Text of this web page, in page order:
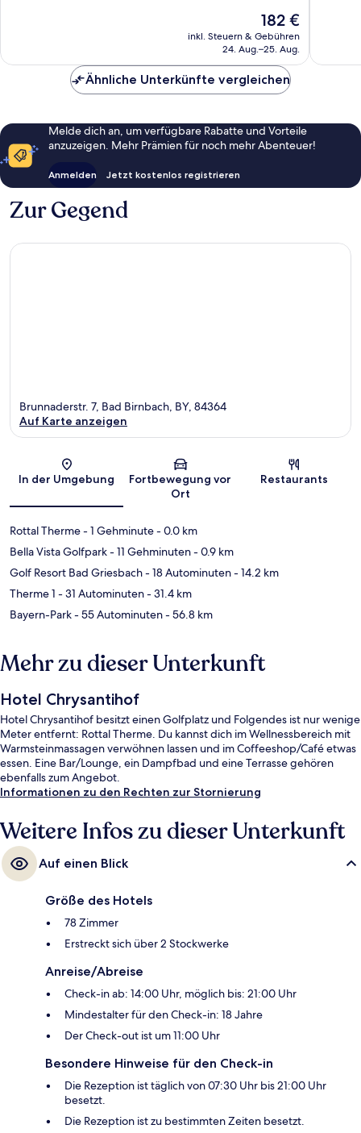
Rottal
Der
Preis
beträgt
182 €
inkl. Steuern & Gebühren
24. Aug.–25. Aug.
Ähnliche Unterkünfte vergleichen
Melde dich an, um verfügbare Rabatte und Vorteile
anzuzeigen. Mehr Prämien für noch mehr Abenteuer!
Anmelden Jetzt kostenlos registrieren
Zur Gegend
Karte
Brunnaderstr. 7, Bad Birnbach, BY, 84364
Auf Karte anzeigen
In der Umgebung
Fortbewegung vor
Ort
Restaurants
Rottal Therme- 1 Gehminute- 0.0 km
Bella Vista Golfpark- 11 Gehminuten- 0.9 km
Golf Resort Bad Griesbach- 18 Autominuten- 14.2 km
Therme 1 - 31 Autominuten- 31.4 km
Bayern-Park- 55 Autominuten- 56.8 km
Mehr zu dieser Unterkunft
Hotel Chrysantihof
Hotel Chrysantihof besitzt einen Golfplatz und Folgendes ist nur wenige
Meter entfernt: Rottal Therme. Du kannst dich im Wellnessbereich mit
Warmsteinmassagen verwöhnen lassen und im Coffeeshop/Café etwas
essen. Eine Bar/Lounge, ein Dampfbad und eine Terrasse gehören
ebenfalls zum Angebot.
Informationen zu den Rechten zur Stornierung
Weitere Infos zu dieser Unterkunft
Auf einen Blick
Größe des Hotels
78 Zimmer
Erstreckt sich über 2 Stockwerke
Anreise/Abreise
Check-in ab: 14:00 Uhr, möglich bis: 21:00 Uhr
Mindestalter für den Check-in: 18 Jahre
Der Check-out ist um 11:00 Uhr
Besondere Hinweise für den Check-in
Die Rezeption ist täglich von 07:30 Uhr bis 21:00 Uhr
besetzt.
Die Rezeption ist zu bestimmten Zeiten besetzt.